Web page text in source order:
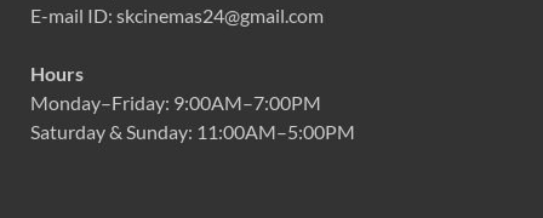
E-mail ID: skcinemas24@gmail.com
Hours
Monday–Friday: 9:00AM–7:00PM
Saturday & Sunday: 11:00AM–5:00PM